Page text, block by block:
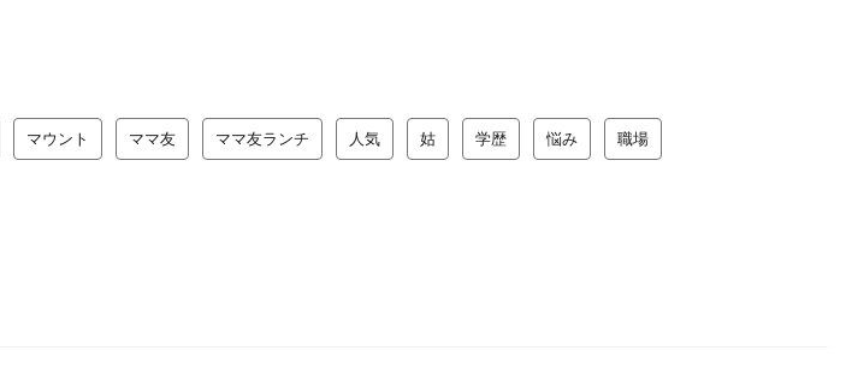
マウント ママ友 ママ友ランチ 人気 姑 学歴 悩み 職場